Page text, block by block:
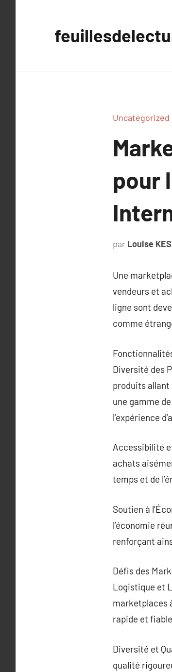
Uncategorized
pour
par Louise
Une
vendeurs et
ligne sont
comme
Diversité des
produits allant
une gamme
l’expérience
Accessibilité
achats
temps et de
Soutien à
l’économie
renforçant
Défis des
Logistique et
marketplaces
rapide et
Diversité et
qualité